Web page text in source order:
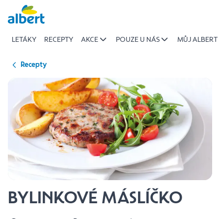
Přeskočit
LETÁKY RECEPTY AKCE POUZE U NÁS MŮJ ALBERT
Recepty
BYLINKOVÉ MÁSLÍČKO